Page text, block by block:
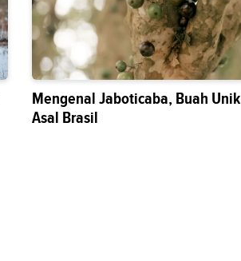
Mengenal Jaboticaba, Buah Unik
Asal Brasil